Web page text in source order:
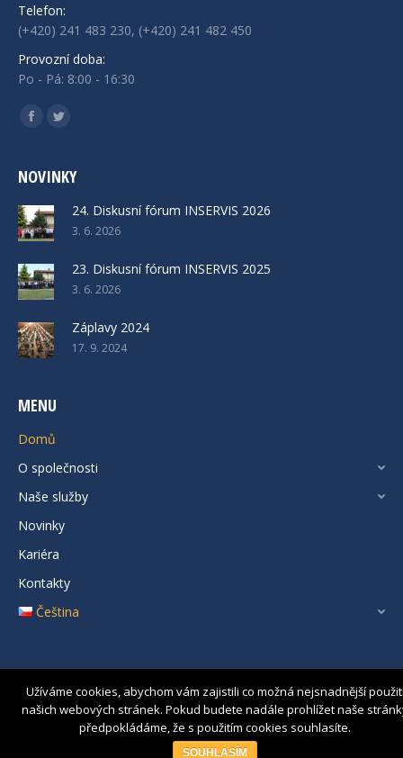
Telefon:
(+420) 241 483 230, (+420) 241 482 450
Provozní doba:
Po - Pá: 8:00 - 16:30
Find us on:
Facebook
Twitter
NOVINKY
24. Diskusní fórum INSERVIS 2026
3. 6. 2026
23. Diskusní fórum INSERVIS 2025
3. 6. 2026
Záplavy 2024
17. 9. 2024
MENU
Domů
O společnosti
Naše služby
Novinky
Kariéra
Kontakty
Čeština
© INSERVIS MVC s.r.o. All rights reserved.
Užíváme cookies, abychom vám zajistili co možná nejsnadnější
našich webových stránek. Pokud budete nadále prohlížet naše
předpokládáme, že s použitím cookies souhlasíte.
SOUHLASÍM